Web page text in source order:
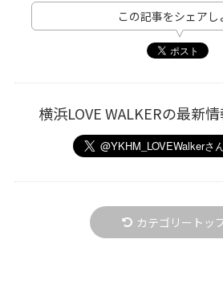
この記事をシェアし
横浜LOVE WALKERの最新
カテゴリートッ